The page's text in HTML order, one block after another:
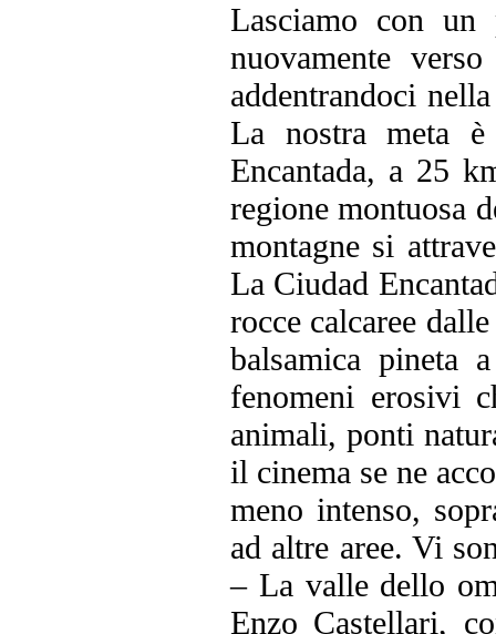
Lasciamo con un
nuovamente
addentrandoci
La nostra meta
Encantada, a 25
regione montuosa
montagne si
La Ciudad
rocce calcaree
balsamica pineta
fenomeni erosivi
animali, ponti
il cinema se ne
meno intenso,
ad altre aree. Vi
– La valle dello
Enzo Castellari,